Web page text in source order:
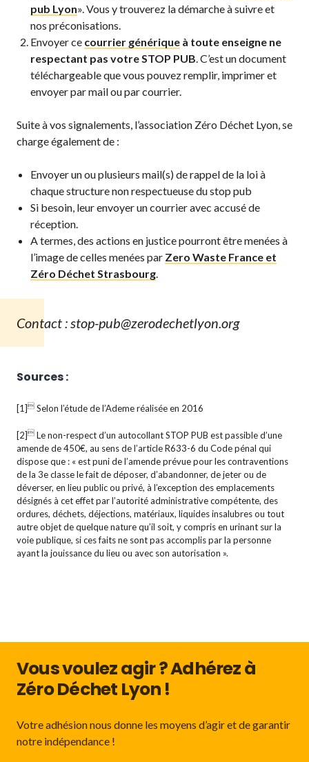
pub Lyon». Vous y trouverez la démarche à suivre et
nos préconisations.
Envoyer ce courrier générique à toute enseigne ne
respectant pas votre STOP PUB. C’est un document
téléchargeable que vous pouvez remplir, imprimer et
envoyer par mail ou par courrier.
Suite à vos signalements, l’association Zéro Déchet Lyon, se
charge également de :
Envoyer un ou plusieurs mail(s) de rappel de la loi à
chaque structure non respectueuse du stop pub
Si besoin, leur envoyer un courrier avec accusé de
réception.
A termes, des actions en justice pourront être menées à
l’image de celles menées par Zero Waste France et
Zéro Déchet Strasbourg.
Contact : stop-pub@zerodechetlyon.org
Sources :
[1] Selon l’étude de l’Ademe réalisée en 2016
[2] Le non-respect d’un autocollant STOP PUB est passible d’une
amende de 450€, au sens de l’article R633-6 du Code pénal qui
dispose que : « est puni de l’amende prévue pour les contraventions
de la 3e classe le fait de déposer, d’abandonner, de jeter ou de
déverser, en lieu public ou privé, à l’exception des emplacements
désignés à cet effet par l’autorité administrative compétente, des
ordures, déchets, déjections, matériaux, liquides insalubres ou tout
autre objet de quelque nature qu’il soit, y compris en urinant sur la
voie publique, si ces faits ne sont pas accomplis par la personne
ayant la jouissance du lieu ou avec son autorisation ».
Vous voulez agir ? Adhérez à
Zéro Déchet Lyon !
Votre adhésion nous donne les moyens d’agir et de garantir
notre indépendance !